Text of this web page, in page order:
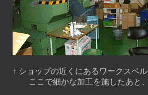
↑ ショップの近くにあるワークスベル
ここで細かな加工を施したあと、組